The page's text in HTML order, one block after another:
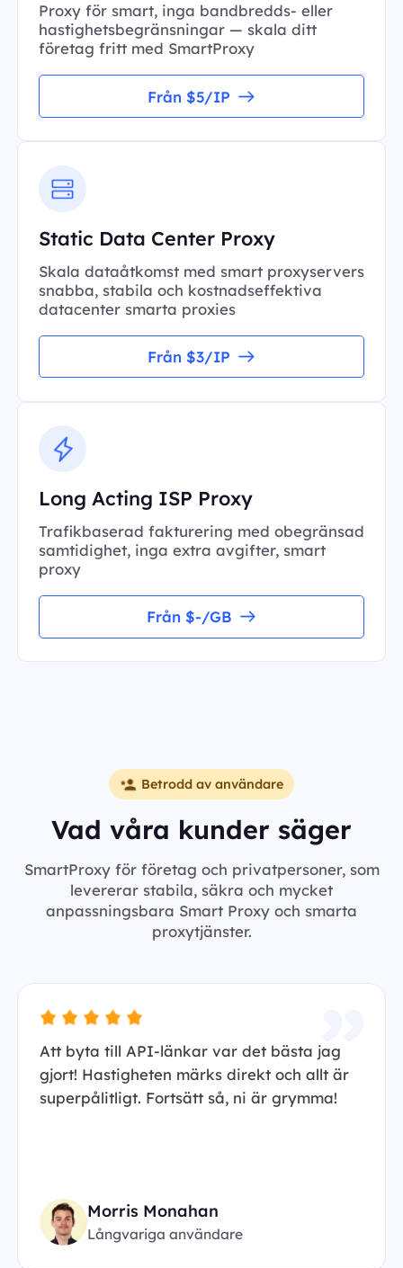
Proxy för smart, inga bandbredds- eller
hastighetsbegränsningar — skala ditt
företag fritt med SmartProxy
Från $5/IP
Static Data Center Proxy
Skala dataåtkomst med smart proxyservers
snabba, stabila och kostnadseffektiva
datacenter smarta proxies
Från $3/IP
Long Acting ISP Proxy
Trafikbaserad fakturering med obegränsad
samtidighet, inga extra avgifter, smart
proxy
Från $-/GB
Betrodd av användare
Vad våra kunder säger
SmartProxy för företag och privatpersoner, som
levererar stabila, säkra och mycket
anpassningsbara Smart Proxy och smarta
proxytjänster.
Att byta till API-länkar var det bästa jag
gjort! Hastigheten märks direkt och allt är
superpålitligt. Fortsätt så, ni är grymma!
Morris Monahan
Långvariga användare